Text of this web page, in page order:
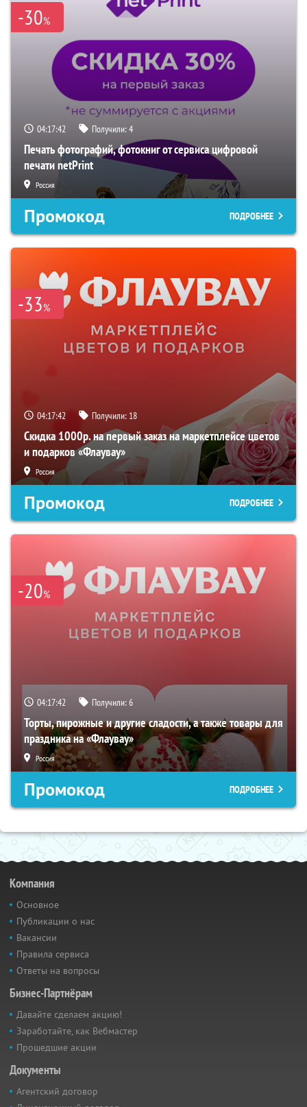
-30%
04:17:41 Получили:4
Печать фотографий, фотокниг от сервиса цифровой
печати netPrint
Россия
Промокод ПОДРОБНЕЕ
-33%
04:17:41 Получили: 18
Скидка 1000р. на первый заказ на маркетплейсе цветов
и подарков «Флаувау»
Россия
Промокод ПОДРОБНЕЕ
-20%
04:17:41 Получили:6
Торты, пирожные и другие сладости, а также товары для
праздника на «Флаувау»
Россия
Промокод ПОДРОБНЕЕ
Компания
Основное
Публикации о нас
Вакансии
Правила сервиса
Ответы на вопросы
Бизнес-Партнёрам
Давайте сделаем акцию!
Заработайте, как Вебмастер
Прошедшие акции
Документы
Агентский договор